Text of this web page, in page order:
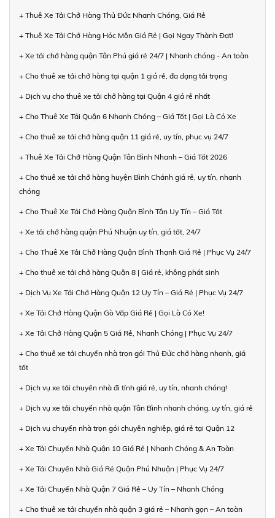
+ Thuê Xe Tải Chở Hàng Thủ Đức Nhanh Chóng, Giá Rẻ
+ Thuê Xe Tải Chở Hàng Hóc Môn Giá Rẻ | Gọi Ngay Thành Đạt!
+ Xe tải chở hàng quận Tân Phú giá rẻ 24/7 | Nhanh chóng - An toàn
+ Cho thuê xe tải chở hàng tại quận 1 giá rẻ, đa dạng tải trọng
+ Dịch vụ cho thuê xe tải chở hàng tại Quận 4 giá rẻ nhất
+ Cho Thuê Xe Tải Quận 6 Nhanh Chóng – Giá Tốt | Gọi Là Có Xe
+ Cho thuê xe tải chở hàng quận 11 giá rẻ, uy tín, phục vụ 24/7
+ Thuê Xe Tải Chở Hàng Quận Tân Bình Nhanh – Giá Tốt 2026
+ Cho thuê xe tải chở hàng huyện Bình Chánh giá rẻ, uy tín, nhanh
chóng
+ Cho Thuê Xe Tải Chở Hàng Quận Bình Tân Uy Tín – Giá Tốt
+ Xe tải chở hàng quận Phú Nhuận uy tín, giá tốt, 24/7
+ Cho Thuê Xe Tải Chở Hàng Quận Bình Thạnh Giá Rẻ | Phục Vụ 24/7
+ Cho thuê xe tải chở hàng Quận 8 | Giá rẻ, không phát sinh
+ Dịch Vụ Xe Tải Chở Hàng Quận 12 Uy Tín – Giá Rẻ | Phục Vụ 24/7
+ Xe Tải Chở Hàng Quận Gò Vấp Giá Rẻ | Gọi Là Có Xe!
+ Xe Tải Chở Hàng Quận 5 Giá Rẻ, Nhanh Chóng | Phục Vụ 24/7
+ Cho thuê xe tải chuyển nhà trọn gói Thủ Đức chở hàng nhanh, giá
tốt
+ Dịch vụ xe tải chuyển nhà đi tỉnh giá rẻ, uy tín, nhanh chóng!
+ Dịch vụ xe tải chuyển nhà quận Tân Bình nhanh chóng, uy tín, giá rẻ
+ Dịch vụ chuyển nhà trọn gói chuyên nghiệp, giá rẻ tại Quận 12
+ Xe Tải Chuyển Nhà Quận 10 Giá Rẻ | Nhanh Chóng & An Toàn
+ Xe Tải Chuyển Nhà Giá Rẻ Quận Phú Nhuận | Phục Vụ 24/7
+ Xe Tải Chuyển Nhà Quận 7 Giá Rẻ – Uy Tín – Nhanh Chóng
+ Cho thuê xe tải chuyển nhà quận 3 giá rẻ – Nhanh gọn – An toàn